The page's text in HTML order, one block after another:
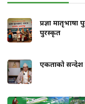
प्रज्ञा मातृभाषा
पुरस्कृत
एकताको सन्देश